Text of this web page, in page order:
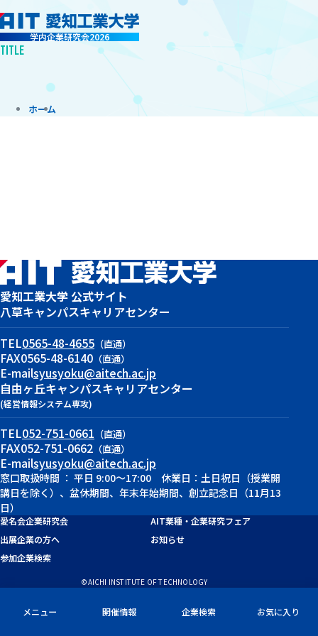
学内企業研究会2026
TITLE
ホーム
愛知工業大学 公式サイト
八草キャンパスキャリアセンター
TEL0565-48-4655 （直通）
FAX0565-48-6140 （直通）
E-mailsyusyoku@aitech.ac.jp
自由ヶ丘キャンパスキャリアセンター
(経営情報システム専攻)
TEL052-751-0661 （直通）
FAX052-751-0662 （直通）
E-mailsyusyoku@aitech.ac.jp
窓口取扱時間 ： 平日 9:00～17:00 休業日：土日祝日（授業開
講日を除く）、盆休期間、年末年始期間、創立記念日（11月13
日）
愛名会企業研究会
AIT業種・企業研究フェア
出展企業の方へ
お知らせ
参加企業検索
©AICHI INSTITUTE OF TECHNOLOGY
メニュー 開催情報 企業検索 お気に入り